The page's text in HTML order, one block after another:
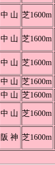
中 山 芝1600m
中 山 芝1600m
中 山 芝1600m
中 山 芝1600m
中 山 芝1600m
中 山 芝1600m
阪 神 芝1600m